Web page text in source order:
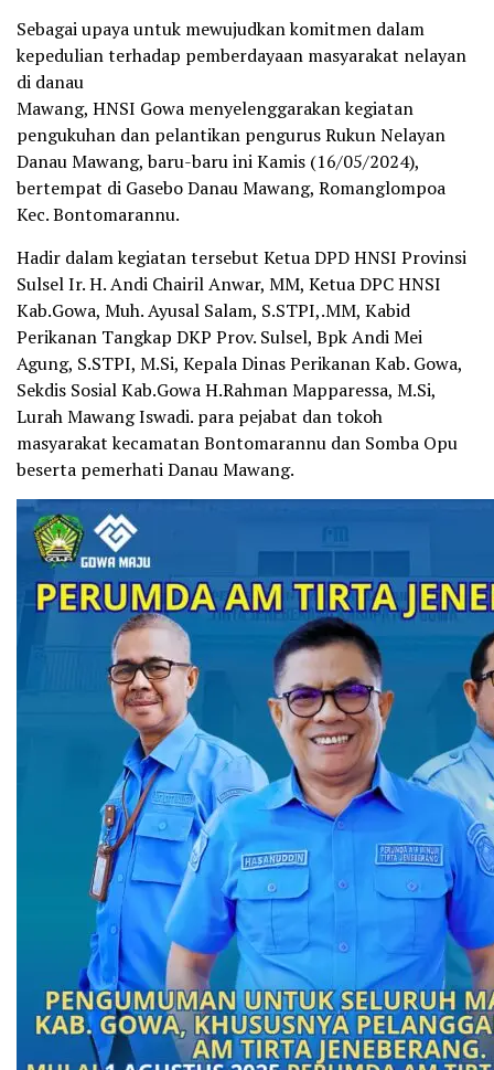
Sebagai upaya untuk mewujudkan komitmen dalam
kepedulian terhadap pemberdayaan masyarakat nelayan
di danau
Mawang, HNSI Gowa menyelenggarakan kegiatan
pengukuhan dan pelantikan pengurus Rukun Nelayan
Danau Mawang, baru-baru ini Kamis (16/05/2024),
bertempat di Gasebo Danau Mawang, Romanglompoa
Kec. Bontomarannu.
Hadir dalam kegiatan tersebut Ketua DPD HNSI Provinsi
Sulsel Ir. H. Andi Chairil Anwar, MM, Ketua DPC HNSI
Kab.Gowa, Muh. Ayusal Salam, S.STPI,.MM, Kabid
Perikanan Tangkap DKP Prov. Sulsel, Bpk Andi Mei
Agung, S.STPI, M.Si, Kepala Dinas Perikanan Kab. Gowa,
Sekdis Sosial Kab.Gowa H.Rahman Mapparessa, M.Si,
Lurah Mawang Iswadi. para pejabat dan tokoh
masyarakat kecamatan Bontomarannu dan Somba Opu
beserta pemerhati Danau Mawang.